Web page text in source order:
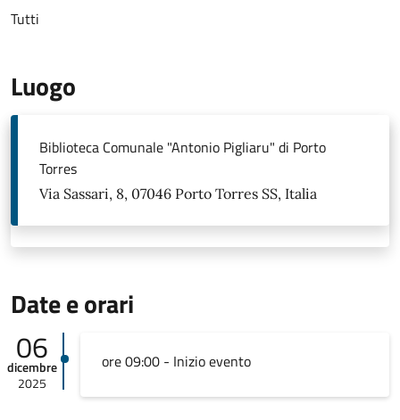
Tutti
Luogo
Biblioteca Comunale "Antonio Pigliaru" di Porto
Torres
Via Sassari, 8, 07046 Porto Torres SS, Italia
Date e orari
06
dicembre
2025
ore 09:00 - Inizio evento